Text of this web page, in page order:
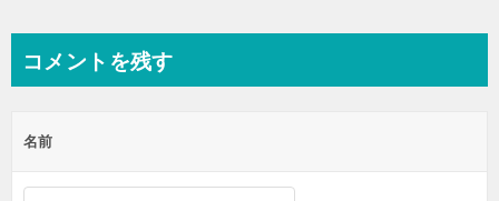
ビ
ー
シ
コメントを残す
名前